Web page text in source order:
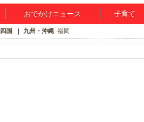
おでかけニュース 子育て
国 九州・沖縄 福岡